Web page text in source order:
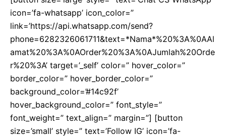
icon=’fa-whatsapp’ icon_color=”
link=’https://api.whatsapp.com/send?
phone=6282326061711&text=*Nama*%20%3A%0AAl
amat%20%3A%0AOrder%20%3A%0AJumlah%20Orde
r%20%3A’ target=’_self’ color=” hover_color=”
border_color=” hover_border_color=”
background_color=’#14c92f’
hover_background_color=” font_style=”
font_weight=” text_align=” margin=”] [button
size=’small’ style=” text=’Follow IG’ icon=’fa-